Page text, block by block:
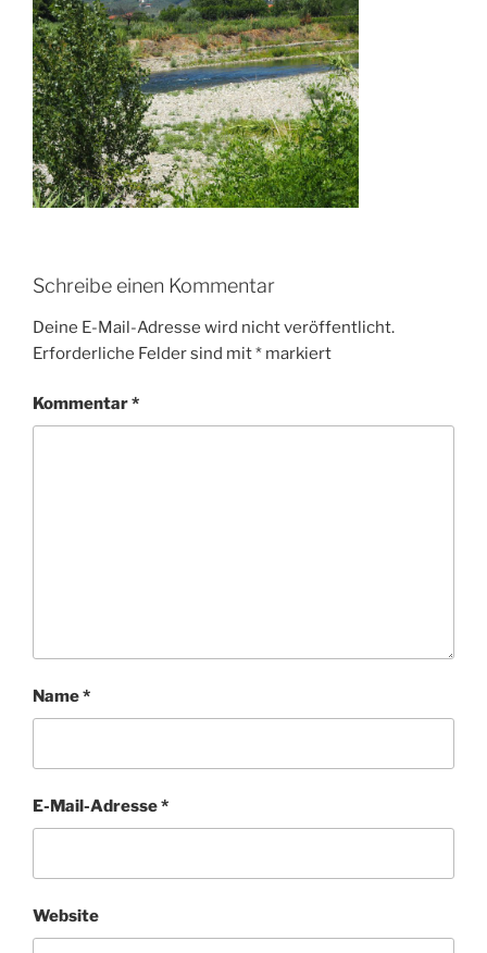
Schreibe einen Kommentar
Deine E-Mail-Adresse wird nicht veröffentlicht.
Erforderliche Felder sind mit* markiert
Kommentar*
Name*
E-Mail-Adresse*
Website